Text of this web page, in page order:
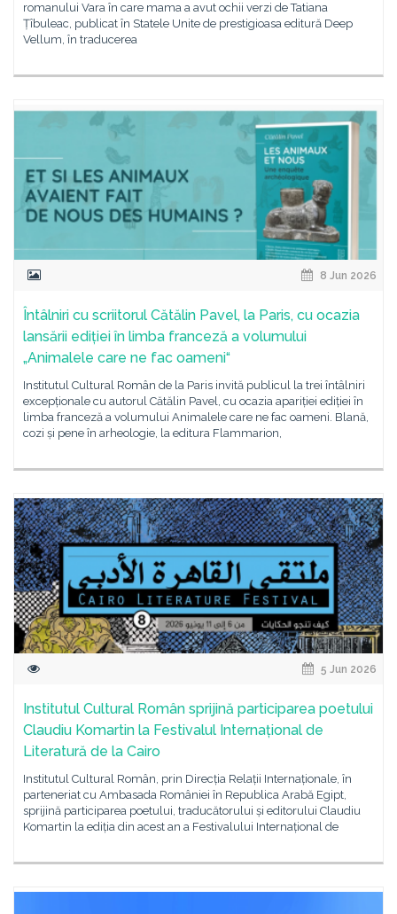
romanului Vara în care mama a avut ochii verzi de Tatiana
Țîbuleac, publicat în Statele Unite de prestigioasa editură Deep
Vellum, în traducerea
8 Jun 2026
Întâlniri cu scriitorul Cătălin Pavel, la Paris, cu ocazia
lansării ediției în limba franceză a volumului
„Animalele care ne fac oameni“
Institutul Cultural Român de la Paris invită publicul la trei întâlniri
excepționale cu autorul Cătălin Pavel, cu ocazia apariției ediției în
limba franceză a volumului Animalele care ne fac oameni. Blană,
cozi și pene în arheologie, la editura Flammarion,
5 Jun 2026
Institutul Cultural Român sprijină participarea poetului
Claudiu Komartin la Festivalul Internațional de
Literatură de la Cairo
Institutul Cultural Român, prin Direcția Relații Internaționale, în
parteneriat cu Ambasada României în Republica Arabă Egipt,
sprijină participarea poetului, traducătorului și editorului Claudiu
Komartin la ediția din acest an a Festivalului Internațional de